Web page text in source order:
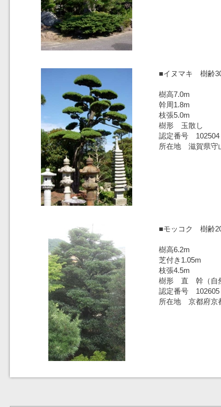
■イヌマキ 樹齢
樹高7.0m
幹周1.8m
枝張5.0m
樹形 玉散し
認定番号 102504
所在地 滋賀県守
■モッコク 樹齢
樹高6.2m
芝付き1.05m
枝張4.5m
樹形 直 幹（自
認定番号 102605
所在地 京都府京